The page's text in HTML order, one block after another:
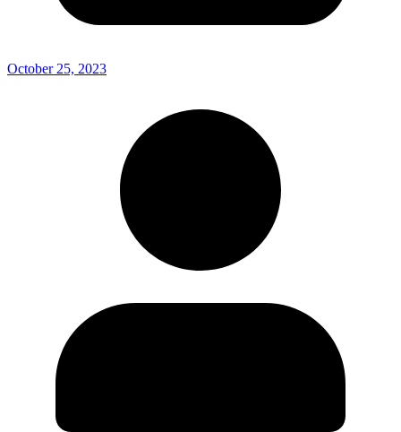
October 25, 2023